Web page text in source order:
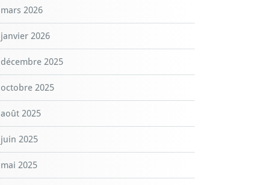
mars 2026
janvier 2026
décembre 2025
octobre 2025
août 2025
juin 2025
mai 2025